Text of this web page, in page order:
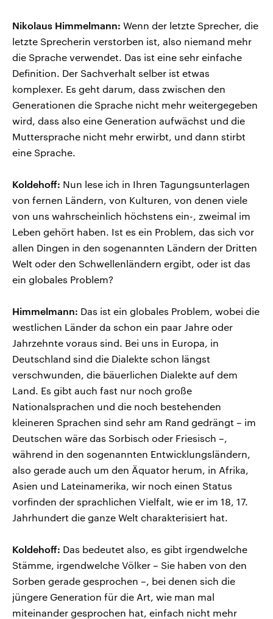
Nikolaus Himmelmann: Wenn der letzte Sprecher, die
letzte Sprecherin verstorben ist, also niemand mehr
die Sprache verwendet. Das ist eine sehr einfache
Definition. Der Sachverhalt selber ist etwas
komplexer. Es geht darum, dass zwischen den
Generationen die Sprache nicht mehr weitergegeben
wird, dass also eine Generation aufwächst und die
Muttersprache nicht mehr erwirbt, und dann stirbt
eine Sprache.
Koldehoff: Nun lese ich in Ihren Tagungsunterlagen
von fernen Ländern, von Kulturen, von denen viele
von uns wahrscheinlich höchstens ein-, zweimal im
Leben gehört haben. Ist es ein Problem, das sich vor
allen Dingen in den sogenannten Ländern der Dritten
Welt oder den Schwellenländern ergibt, oder ist das
ein globales Problem?
Himmelmann: Das ist ein globales Problem, wobei die
westlichen Länder da schon ein paar Jahre oder
Jahrzehnte voraus sind. Bei uns in Europa, in
Deutschland sind die Dialekte schon längst
verschwunden, die bäuerlichen Dialekte auf dem
Land. Es gibt auch fast nur noch große
Nationalsprachen und die noch bestehenden
kleineren Sprachen sind sehr am Rand gedrängt – im
Deutschen wäre das Sorbisch oder Friesisch –,
während in den sogenannten Entwicklungsländern,
also gerade auch um den Äquator herum, in Afrika,
Asien und Lateinamerika, wir noch einen Status
vorfinden der sprachlichen Vielfalt, wie er im 18, 17.
Jahrhundert die ganze Welt charakterisiert hat.
Koldehoff: Das bedeutet also, es gibt irgendwelche
Stämme, irgendwelche Völker – Sie haben von den
Sorben gerade gesprochen –, bei denen sich die
jüngere Generation für die Art, wie man mal
miteinander gesprochen hat, einfach nicht mehr